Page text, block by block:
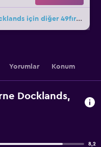
Travelodge Hotel Melbourne Docklands için diğer 49fırsat
Yorumlar Konum
Docklands,
8,2